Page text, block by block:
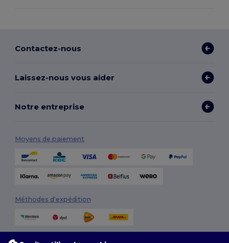
Contactez-nous
Laissez-nous vous aider
Notre entreprise
Moyens de paiement
Méthodes d'expédition